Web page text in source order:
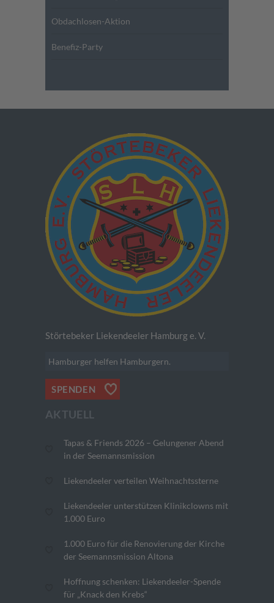
Obdachlosen-Aktion
Benefiz-Party
Störtebeker Liekendeeler Hamburg e. V.
Hamburger helfen Hamburgern.
SPENDEN
AKTUELL
Tapas & Friends 2026 – Gelungener Abend
in der Seemannsmission
Liekendeeler verteilen Weihnachtssterne
Liekendeeler unterstützen Klinikclowns mit
1.000 Euro
1.000 Euro für die Renovierung der Kirche
der Seemannsmission Altona
Hoffnung schenken: Liekendeeler-Spende
für „Knack den Krebs“